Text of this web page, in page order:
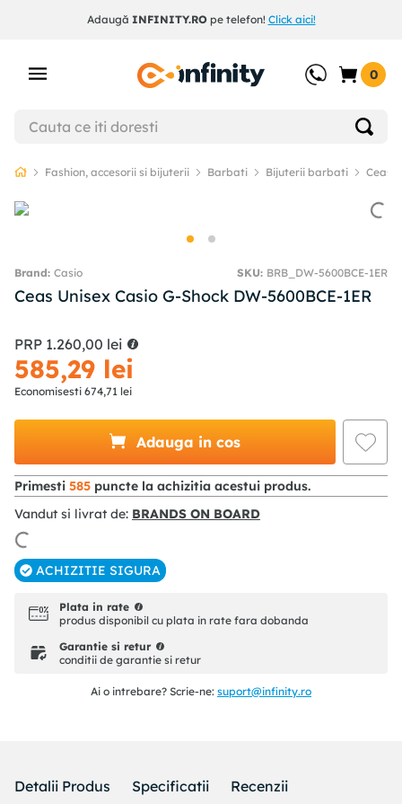
Adaugă INFINITY.ROpe telefon! Click aici!
0
Fashion, accesorii si bijuterii Barbati Bijuterii barbati
Casio SKU: BRB_DW-5600BCE-1ER
Ceas Unisex Casio G-Shock DW-5600BCE-1ER
PRP 1.260,00 lei
585,29 lei
Economisesti 674,71 lei
Adauga in cos
Primesti 585 puncte la achizitia acestui produs.
Vandut si livrat de: BRANDS ON BOARD
ACHIZITIE SIGURA
Plata in rate
produs disponibil cu plata in rate fara dobanda
Garantie si retur
conditii de garantie si retur
Ai o intrebare? Scrie-ne: suport@infinity.ro
Detalii Produs Specificatii Recenzii